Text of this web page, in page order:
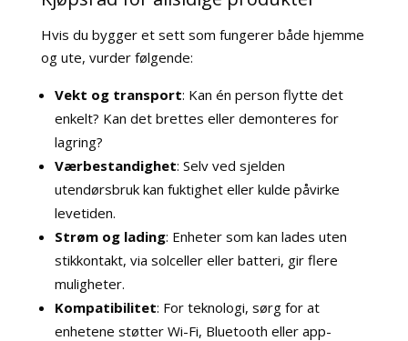
Hvis du bygger et sett som fungerer både hjemme
og ute, vurder følgende:
Vekt og transport: Kan én person flytte det
enkelt? Kan det brettes eller demonteres for
lagring?
Værbestandighet: Selv ved sjelden
utendørsbruk kan fuktighet eller kulde påvirke
levetiden.
Strøm og lading: Enheter som kan lades uten
stikkontakt, via solceller eller batteri, gir flere
muligheter.
Kompatibilitet: For teknologi, sørg for at
enhetene støtter Wi-Fi, Bluetooth eller app-